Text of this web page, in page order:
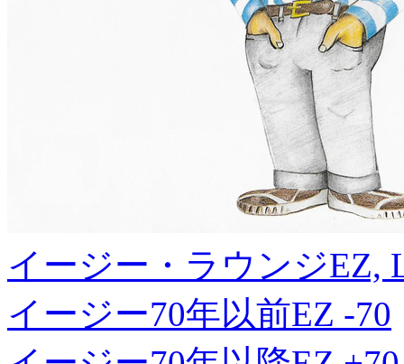
イージー・ラウンジEZ,
イージー70年以前EZ -70